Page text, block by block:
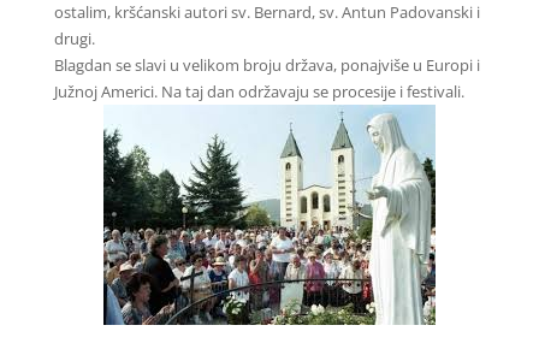
ostalim, kršćanski autori sv. Bernard, sv. Antun Padovanski i
drugi.
Blagdan se slavi u velikom broju država, ponajviše u Europi i
Južnoj Americi. Na taj dan održavaju se procesije i festivali.